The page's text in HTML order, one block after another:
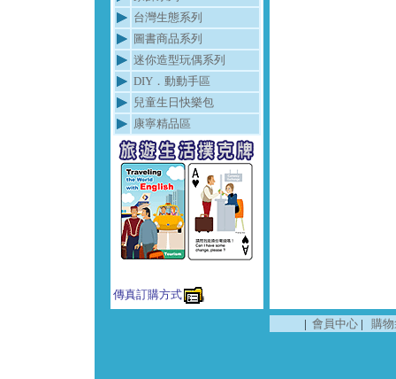
台灣生態系列
圖書商品系列
迷你造型玩偶系列
DIY．動動手區
兒童生日快樂包
康寧精品區
傳真訂購方式
| 會員中心| 購物